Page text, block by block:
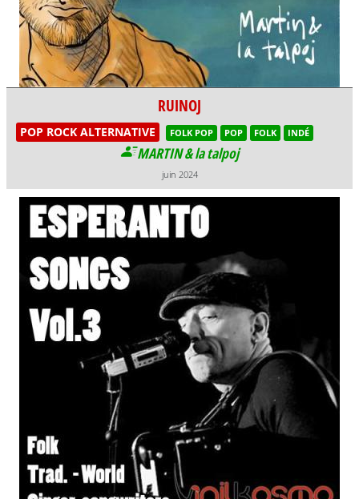
RUINOJ
POP ROCK ALTERNATIVE FOLK POP POP FOLK INDÉ
MARTIN & la talpoj
juin 2024